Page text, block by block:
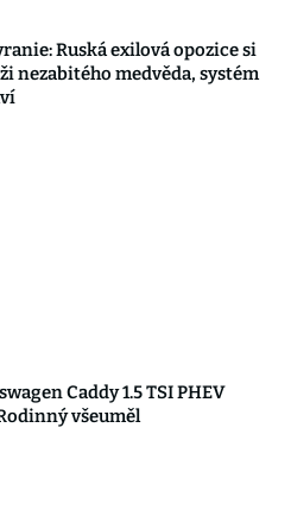
Ruská exilová opozice si
nezabitého medvěda, systém
Caddy 1.5 TSI PHEV
všeuměl